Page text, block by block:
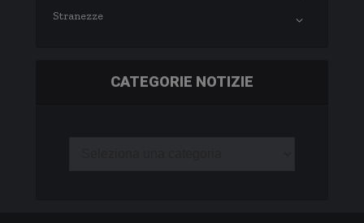
Stranezze
CATEGORIE NOTIZIE